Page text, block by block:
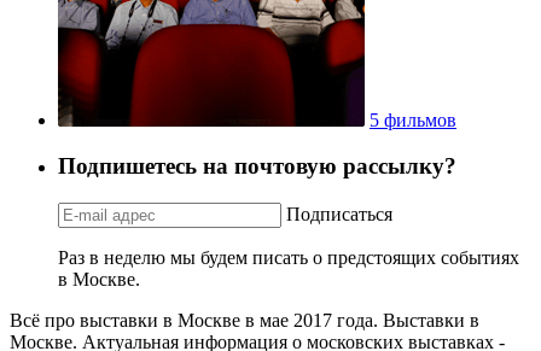
5 фильмов
Подпишетесь на почтовую рассылку?
Подписаться
Раз в неделю мы будем писать о предстоящих событиях
в Москве.
Всё про выставки в Москве в мае 2017 года. Выставки в
Москве. Актуальная информация о московских выставках -